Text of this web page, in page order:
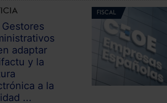
Gestores
adaptar
y la
a la
...
FISCAL